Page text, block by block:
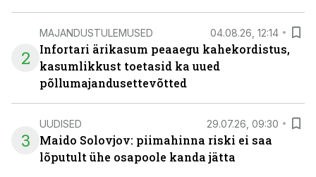
2
MAJANDUSTULEMUSED 04.08.26, 12:14
Infortari ärikasum peaaegu kahekordistus,
kasumlikkust toetasid ka uued
põllumajandusettevõtted
3
UUDISED 29.07.26, 09:30
Maido Solovjov: piimahinna riski ei saa
lõputult ühe osapoole kanda jätta